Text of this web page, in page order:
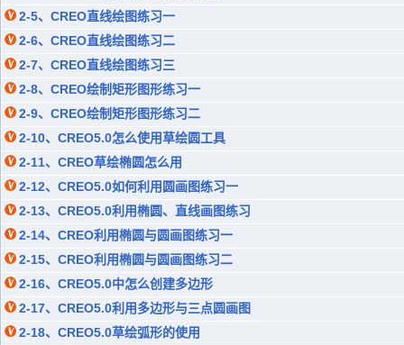
2-5、CREO直线绘图练习一
2-6、CREO直线绘图练习二
2-7、CREO直线绘图练习三
2-8、CREO绘制矩形图形练习一
2-9、CREO绘制矩形图形练习二
2-10、CREO5.0怎么使用草绘圆工具
2-11、CREO草绘椭圆怎么用
2-12、CREO5.0如何利用圆画图练习一
2-13、CREO5.0利用椭圆、直线画图练习
2-14、CREO利用椭圆与圆画图练习一
2-15、CREO利用椭圆与圆画图练习二
2-16、CREO5.0中怎么创建多边形
2-17、CREO5.0利用多边形与三点圆画图
2-18、CREO5.0草绘弧形的使用